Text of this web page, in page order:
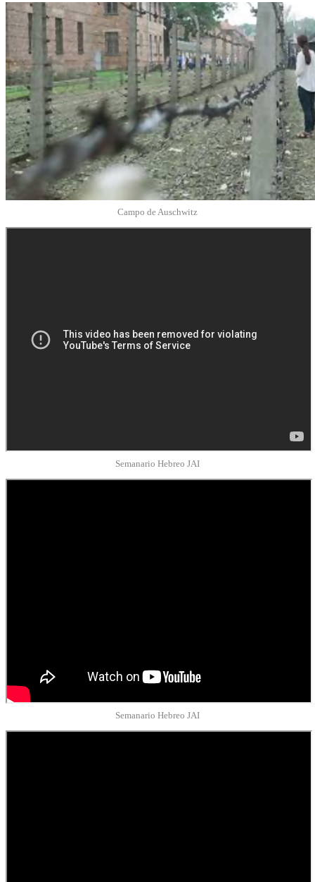
Campo de Auschwitz
Semanario Hebreo JAI
Semanario Hebreo JAI